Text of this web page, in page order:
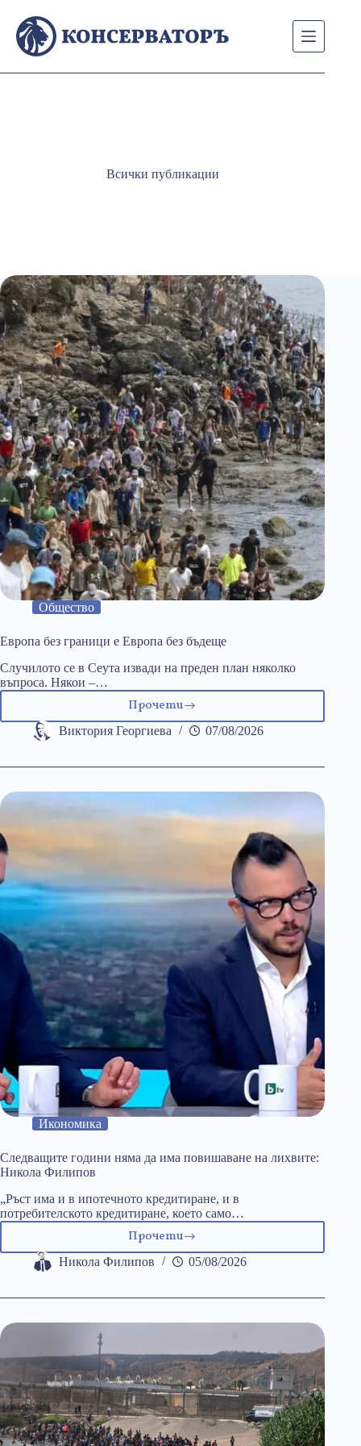
content
Всички публикации
Общество
Европа без граници е Европа без бъдеще
Случилото се в Сеута извади на преден план няколко
въпроса. Някои –…
Прочети
Европа
без
е
бъдеще
Виктория Георгиева 07/08/2026
Икономика
Следващите години няма да има повишаване на лихвите:
Никола Филипов
„Ръст има и в ипотечното кредитиране, и в
потребителското кредитиране, което само…
ПрочетиСледващите
години
да
лихвите:
Никола
Филипов
Никола Филипов 05/08/2026